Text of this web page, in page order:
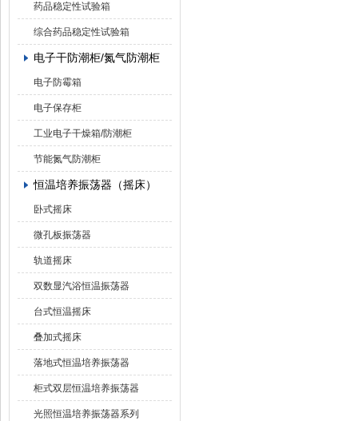
药品稳定性试验箱
综合药品稳定性试验箱
电子干防潮柜/氮气防潮柜
电子防霉箱
电子保存柜
工业电子干燥箱/防潮柜
节能氮气防潮柜
恒温培养振荡器（摇床）
卧式摇床
微孔板振荡器
轨道摇床
双数显汽浴恒温振荡器
台式恒温摇床
叠加式摇床
落地式恒温培养振荡器
柜式双层恒温培养振荡器
光照恒温培养振荡器系列